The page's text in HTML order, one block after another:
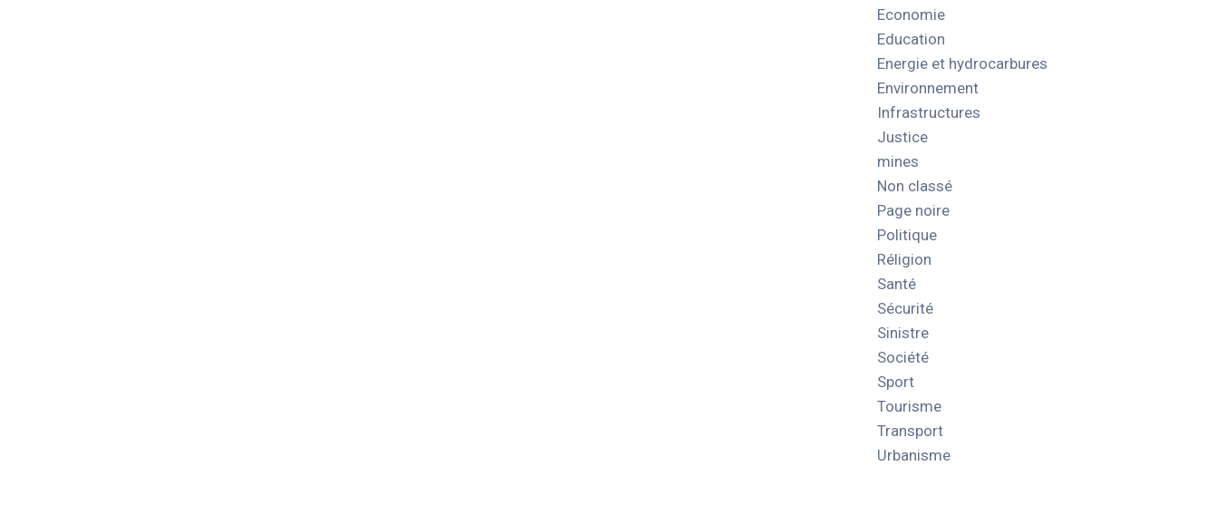
Economie
Education
Energie et hydrocarbures
Environnement
Infrastructures
Justice
mines
Non classé
Page noire
Politique
Réligion
Santé
Sécurité
Sinistre
Société
Sport
Tourisme
Transport
Urbanisme